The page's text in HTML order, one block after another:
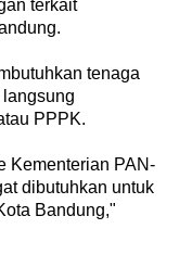
terkait
tenaga
PPPK.
Kementerian PAN-
dibutuhkan untuk
Bandung,"